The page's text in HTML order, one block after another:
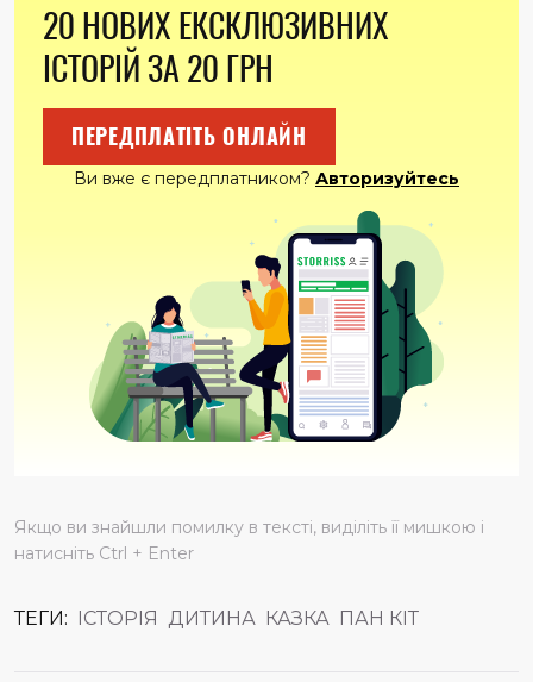
20 НОВИХ ЕКСКЛЮЗИВНИХ
ІСТОРІЙ ЗА 20 ГРН
ПЕРЕДПЛАТІТЬ ОНЛАЙН
Ви вже є передплатником? Авторизуйтесь
Якщо ви знайшли помилку в тексті, виділіть її мишкою і
натисніть Ctrl + Enter
ТЕГИ: ІСТОРІЯ ДИТИНА КАЗКА ПАН КІТ